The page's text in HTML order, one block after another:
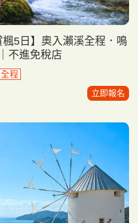
楓5日】奧入瀨溪全程．鳴
不進免稅店
程
立即報名